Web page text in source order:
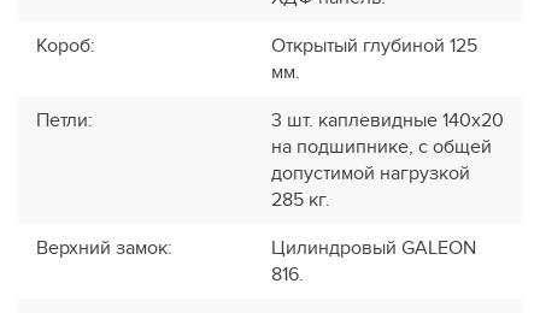
Короб:
Открытый глубиной 125
мм.
Петли:
3 шт. каплевидные 140х20
на подшипнике, с общей
допустимой нагрузкой
285 кг.
Верхний замок:
Цилиндровый GALEON
816.